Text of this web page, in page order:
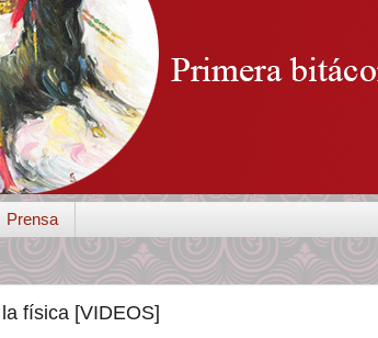
Prensa
física [VIDEOS]